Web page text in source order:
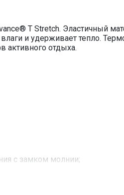
T Stretch. Эластичный
и удерживает тепло.
активного отдыха.
с замком молнии;